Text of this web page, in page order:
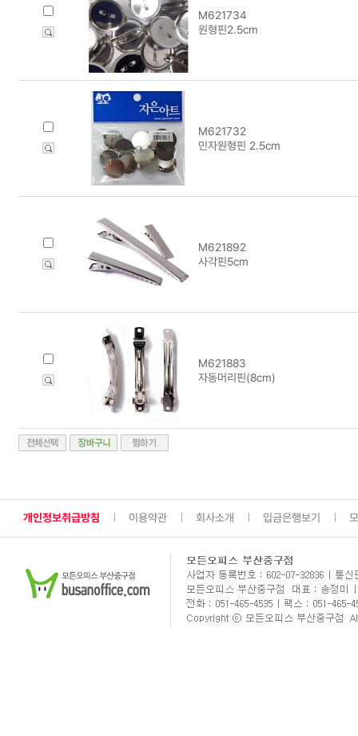
M621734
원형핀2.5cm
M621732
민자원형핀 2.5cm
M621892
사각핀5cm
M621883
자동머리핀(8cm)
개인정보취급방침 이용약관 회사소개 입금은행보기